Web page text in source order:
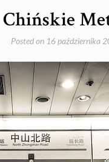
Chińskie
Posted on 16 października